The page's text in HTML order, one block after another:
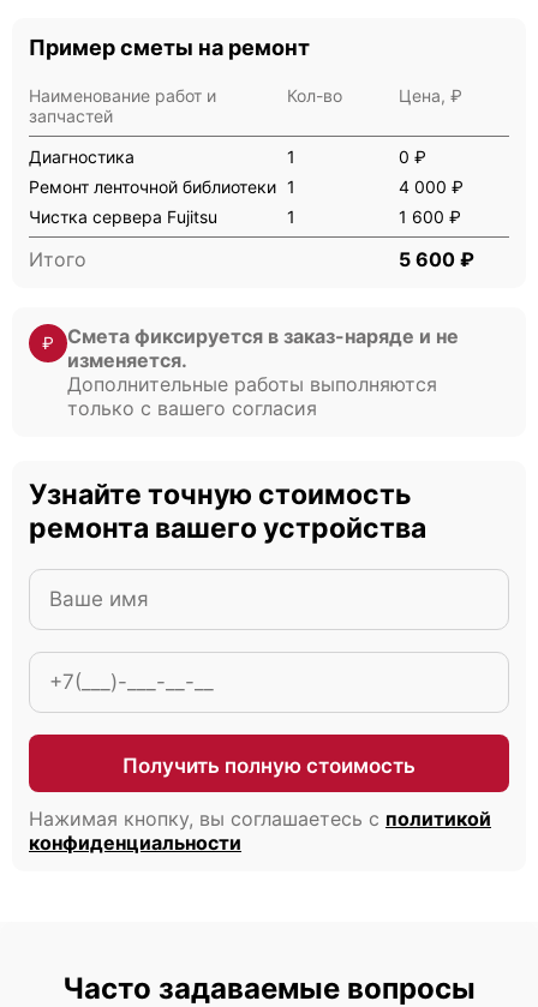
Fujitsu Primergy RX4770 M2
Fujitsu Primergy RX350 S8
Пример сметы на ремонт
Наименование работ и
запчастей
Кол-во Цена, ₽
Диагностика 1
0 ₽
Ремонт ленточной библиотеки 1
4 000 ₽
Чистка сервера Fujitsu
1 1 600 ₽
Итого 5 600 ₽
₽
Смета фиксируется в заказ-наряде и не
изменяется.
Дополнительные работы выполняются
только с вашего согласия
Узнайте точную стоимость
ремонта вашего устройства
Получить полную стоимость
Нажимая кнопку, вы соглашаетесь с политикой
конфиденциальности
Часто задаваемые вопросы